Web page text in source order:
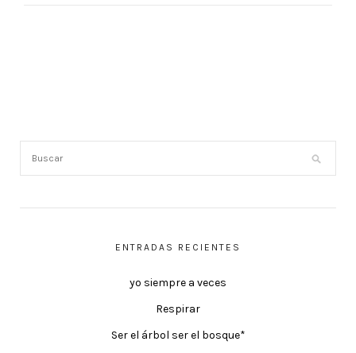
ENTRADAS RECIENTES
yo siempre a veces
Respirar
Ser el árbol ser el bosque*